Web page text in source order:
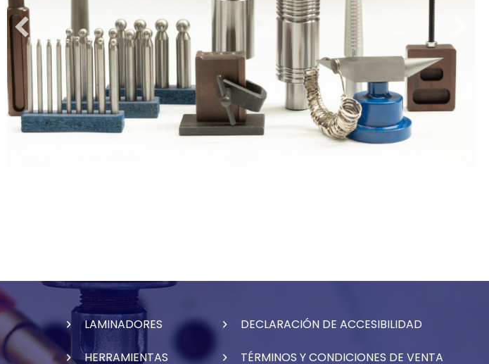
LAMINADORES
HERRAMIENTAS
DECLARACIÓN DE ACCESIBILIDAD
TÉRMINOS Y CONDICIONES DE VENTA